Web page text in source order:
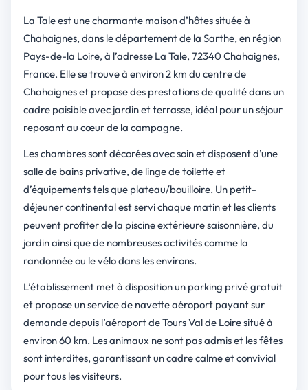
La Tale est une charmante maison d’hôtes située à
Chahaignes, dans le département de la Sarthe, en région
Pays-de-la Loire, à l’adresse La Tale, 72340 Chahaignes,
France. Elle se trouve à environ 2 km du centre de
Chahaignes et propose des prestations de qualité dans un
cadre paisible avec jardin et terrasse, idéal pour un séjour
reposant au cœur de la campagne.
Les chambres sont décorées avec soin et disposent d’une
salle de bains privative, de linge de toilette et
d’équipements tels que plateau/bouilloire. Un petit-
déjeuner continental est servi chaque matin et les clients
peuvent profiter de la piscine extérieure saisonnière, du
jardin ainsi que de nombreuses activités comme la
randonnée ou le vélo dans les environs.
L’établissement met à disposition un parking privé gratuit
et propose un service de navette aéroport payant sur
demande depuis l’aéroport de Tours Val de Loire situé à
environ 60 km. Les animaux ne sont pas admis et les fêtes
sont interdites, garantissant un cadre calme et convivial
pour tous les visiteurs.